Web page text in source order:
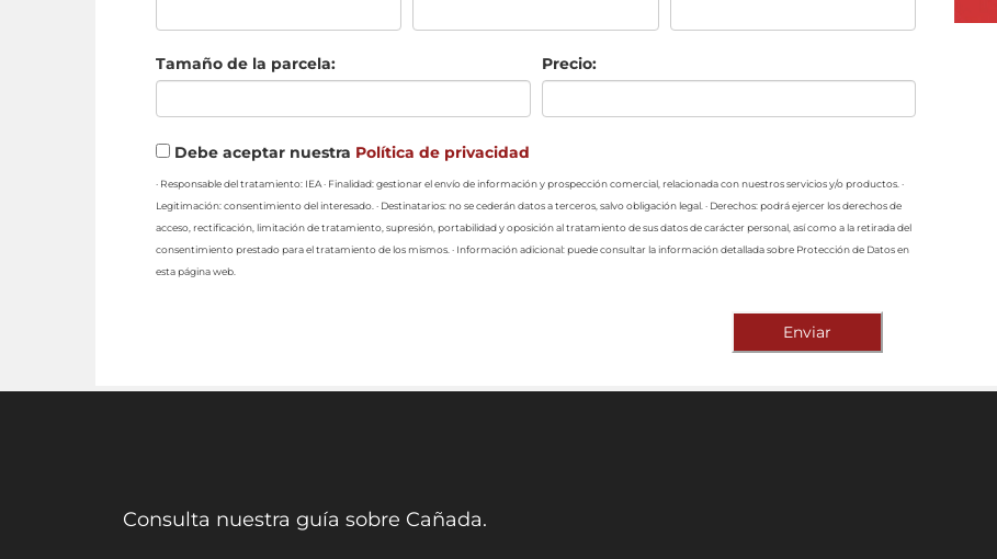
Tamaño de la parcela: Precio:
Debe aceptar nuestra Política de privacidad
· Responsable del tratamiento: IEA · Finalidad: gestionar el envío de información y prospección comercial, relacionada con nuestros servicios y/o productos. ·
Legitimación: consentimiento del interesado. · Destinatarios: no se cederán datos a terceros, salvo obligación legal. · Derechos: podrá ejercer los derechos de
acceso, rectificación, limitación de tratamiento, supresión, portabilidad y oposición al tratamiento de sus datos de carácter personal, así como a la retirada del
consentimiento prestado para el tratamiento de los mismos. · Información adicional: puede consultar la información detallada sobre Protección de Datos en
esta página web.
Enviar
Consulta nuestra guía sobre Cañada.